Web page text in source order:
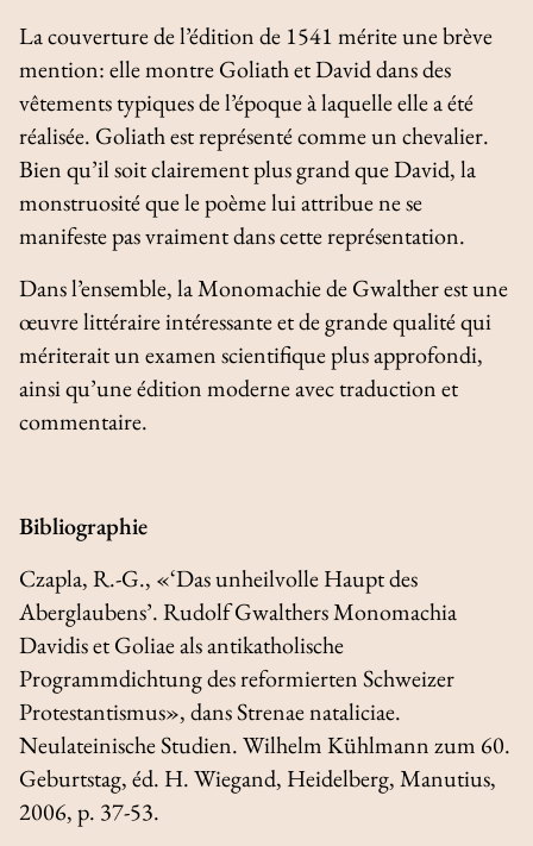
La couverture de l’édition de 1541 mérite une brève
mention: elle montre Goliath et David dans des
vêtements typiques de l’époque à laquelle elle a été
réalisée. Goliath est représenté comme un chevalier.
Bien qu’il soit clairement plus grand que David, la
monstruosité que le poème lui attribue ne se
manifeste pas vraiment dans cette représentation.
Dans l’ensemble, laMonomachiede Gwalther est une
œuvre littéraire intéressante et de grande qualité qui
mériterait un examen scientifique plus approfondi,
ainsi qu’une édition moderne avec traduction et
commentaire.
Bibliographie
Czapla, R.-G., «‘Das unheilvolle Haupt des
Aberglaubens’. Rudolf GwalthersMonomachia
Davidis et Goliaeals antikatholische
Programmdichtung des reformierten Schweizer
Protestantismus», dansStrenae nataliciae.
Neulateinische Studien. Wilhelm Kühlmann zum 60.
Geburtstag, éd. H. Wiegand, Heidelberg, Manutius,
2006, p. 37-53.